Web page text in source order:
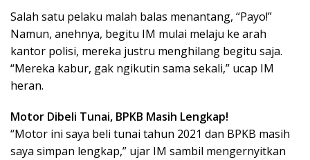
Salah satu pelaku malah balas menantang, “Payo!”
Namun, anehnya, begitu IM mulai melaju ke arah
kantor polisi, mereka justru menghilang begitu saja.
“Mereka kabur, gak ngikutin sama sekali,” ucap IM
heran.
Motor Dibeli Tunai, BPKB Masih Lengkap!
“Motor ini saya beli tunai tahun 2021 dan BPKB masih
saya simpan lengkap,” ujar IM sambil mengernyitkan